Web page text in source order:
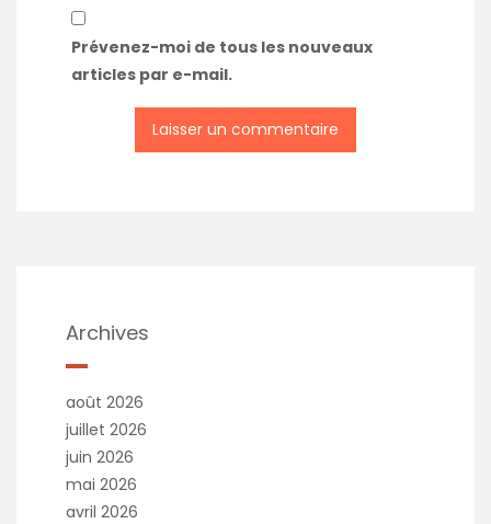
Prévenez-moi de tous les nouveaux
articles par e-mail.
Archives
août 2026
juillet 2026
juin 2026
mai 2026
avril 2026